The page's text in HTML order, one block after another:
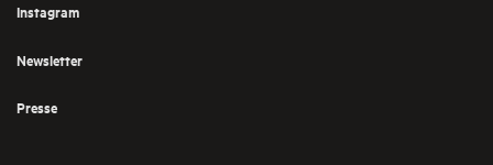
Instagram
Newsletter
Presse